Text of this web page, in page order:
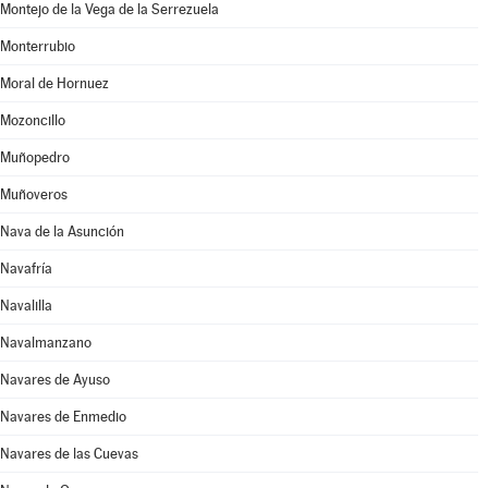
Montejo de la Vega de la Serrezuela
Monterrubio
Moral de Hornuez
Mozoncillo
Muñopedro
Muñoveros
Nava de la Asunción
Navafría
Navalilla
Navalmanzano
Navares de Ayuso
Navares de Enmedio
Navares de las Cuevas